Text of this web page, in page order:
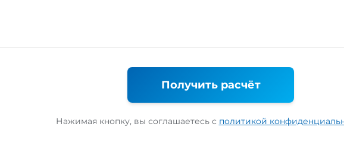
Получить расчёт
Нажимая кнопку, вы соглашаетесь с политикой